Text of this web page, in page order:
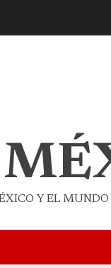
Y EL MUNDO